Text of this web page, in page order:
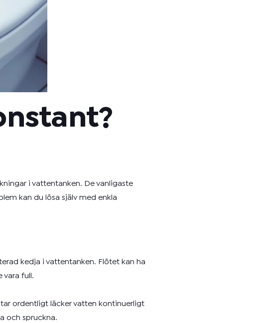
i vattentanken. De vanligaste
kan du lösa själv med enkla
kedja i vattentanken. Flötet kan ha
vara full.
ordentligt läcker vatten kontinuerligt
och spruckna.